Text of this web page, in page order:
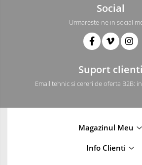
Social
Urmareste-ne in social
Suport clienti
Email tehnic si cereri de oferta B2B:
Magazinul Meu
Info Clienti